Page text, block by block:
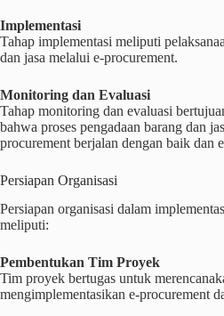
Implementasi
Tahap implementasi meliputi
dan jasa melalui e-procurement.
Monitoring dan Evaluasi
Tahap monitoring dan evaluasi
bahwa proses pengadaan barang dan
procurement berjalan dengan baik dan
Persiapan Organisasi
Persiapan organisasi dalam
meliputi:
Pembentukan Tim Proyek
Tim proyek bertugas untuk
mengimplementasikan e-procurement